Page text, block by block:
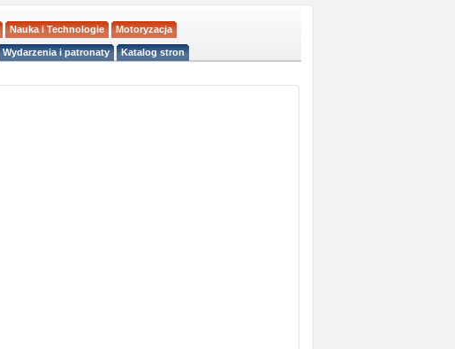
Nauka i Technologie Motoryzacja
Wydarzenia i patronaty Katalog stron